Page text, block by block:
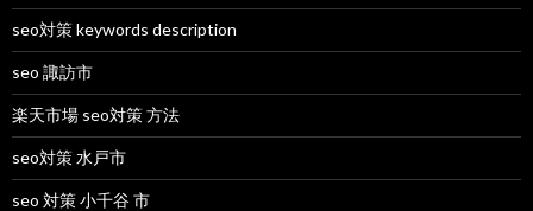
seo対策 keywords description
seo 諏訪市
楽天市場 seo対策 方法
seo対策 水戸市
seo 対策 小千谷 市